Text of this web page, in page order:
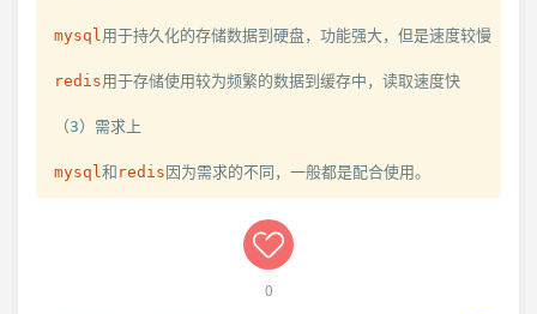
mysql用于持久化的存储数据到硬盘，功能强大，但是速度较慢
redis用于存储使用较为频繁的数据到缓存中，读取速度快
（3）需求上
mysql和 redis 因为需求的不同，一般都是配合使用。
0